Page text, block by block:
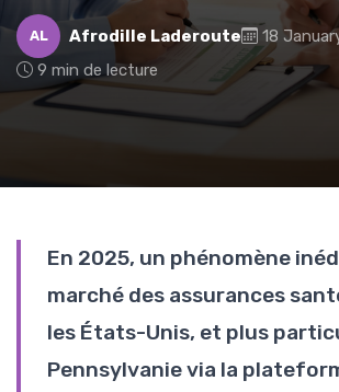
AL Afrodille Laderoute
18
9 min de lecture
En 2025, un phénomène
marché des assurances
les États-Unis, et plus
Pennsylvanie via la